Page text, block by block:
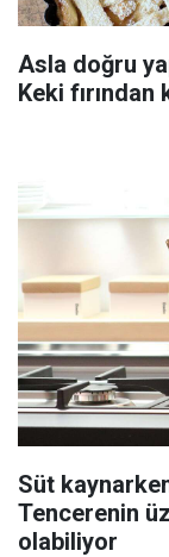
Asla doğru
Keki fırından
Süt
Tencerenin
olabiliyor